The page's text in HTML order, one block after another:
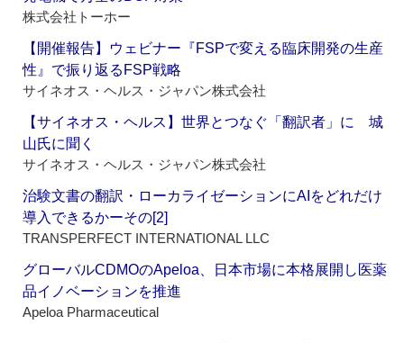
株式会社トーホー
【開催報告】ウェビナー『FSPで変える臨床開発の生産
性』で振り返るFSP戦略
サイネオス・ヘルス・ジャパン株式会社
【サイネオス・ヘルス】世界とつなぐ「翻訳者」に 城
山氏に聞く
サイネオス・ヘルス・ジャパン株式会社
治験文書の翻訳・ローカライゼーションにAIをどれだけ
導入できるかーその[2]
TRANSPERFECT INTERNATIONAL LLC
グローバルCDMOのApeloa、日本市場に本格展開し医薬
品イノベーションを推進
Apeloa Pharmaceutical